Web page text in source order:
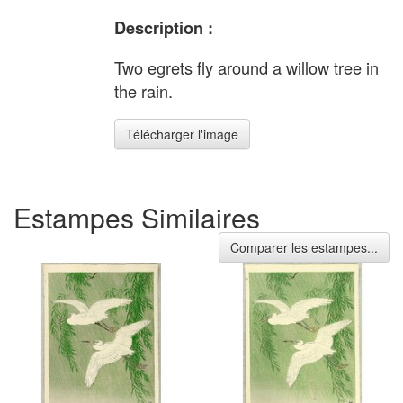
Description :
Two egrets fly around a willow tree in
the rain.
Télécharger l'image
Estampes Similaires
Comparer les estampes...